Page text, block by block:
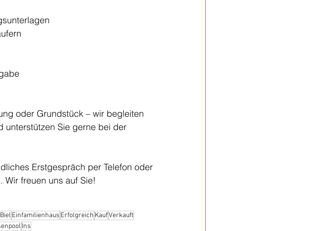
oder Grundstück – wir begleiten
unterstützen Sie gerne bei der
Erstgespräch per Telefon oder
freuen uns auf Sie!
Biel Einfamilienhaus Erfolgreich KaufVerkauft
Ins